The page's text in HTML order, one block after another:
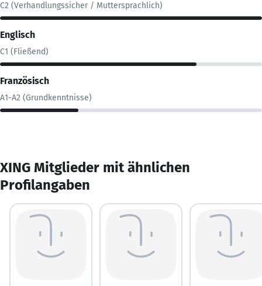
C2 (Verhandlungssicher / Muttersprachlich)
Englisch
C1 (Fließend)
Französisch
A1-A2 (Grundkenntnisse)
XING Mitglieder mit ähnlichen
Profilangaben